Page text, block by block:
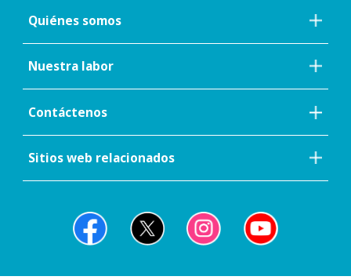
Quiénes somos
Nuestra labor
Contáctenos
Sitios web relacionados